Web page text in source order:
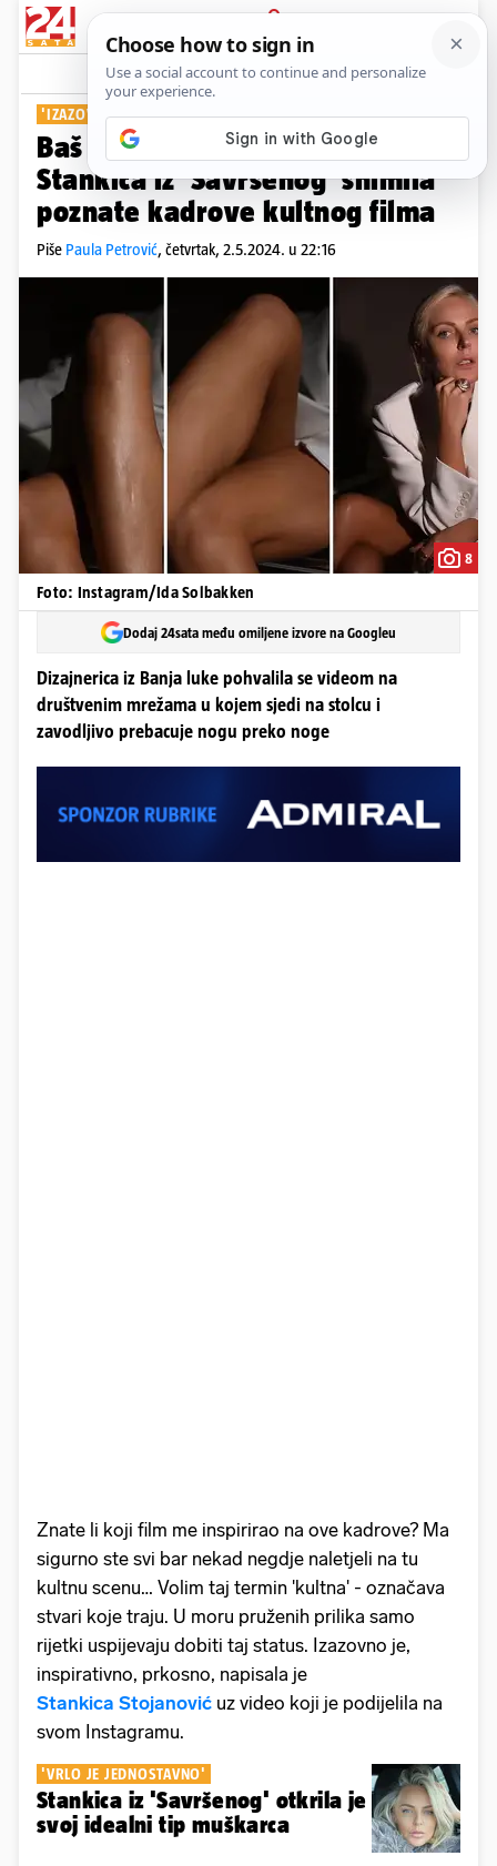
PRIJAVA
Show Komentari
'IZAZOVNO I PRKOSNO'
Baš kao u 'Sirovim strastima':
Stankica iz 'Savršenog' snimila
poznate kadrove kultnog filma
Piše Paula Petrović, četvrtak, 2.5.2024. u 22:16
8
Foto: Instagram/Ida Solbakken
Dodaj 24sata među omiljene izvore na Googleu
Dizajnerica iz Banja luke pohvalila se videom na
društvenim mrežama u kojem sjedi na stolcu i
zavodljivo prebacuje nogu preko noge
Znate li koji film me inspirirao na ove kadrove? Ma
sigurno ste svi bar nekad negdje naletjeli na tu
kultnu scenu… Volim taj termin 'kultna' - označava
stvari koje traju. U moru pruženih prilika samo
rijetki uspijevaju dobiti taj status. Izazovno je,
inspirativno, prkosno, napisala je
Stankica Stojanović uz video koji je podijelila na
svom Instagramu.
'VRLO JE JEDNOSTAVNO'
Stankica iz 'Savršenog' otkrila je
svoj idealni tip muškarca